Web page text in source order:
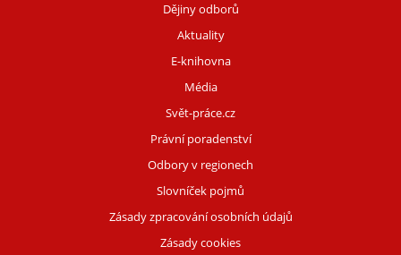
Dějiny odborů
Aktuality
E-knihovna
Média
Svět-práce.cz
Právní poradenství
Odbory v regionech
Slovníček pojmů
Zásady zpracování osobních údajů
Zásady cookies